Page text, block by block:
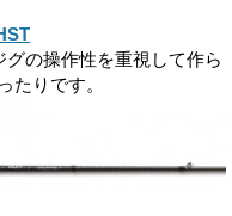
の操作性を重視して作ら
たりです。